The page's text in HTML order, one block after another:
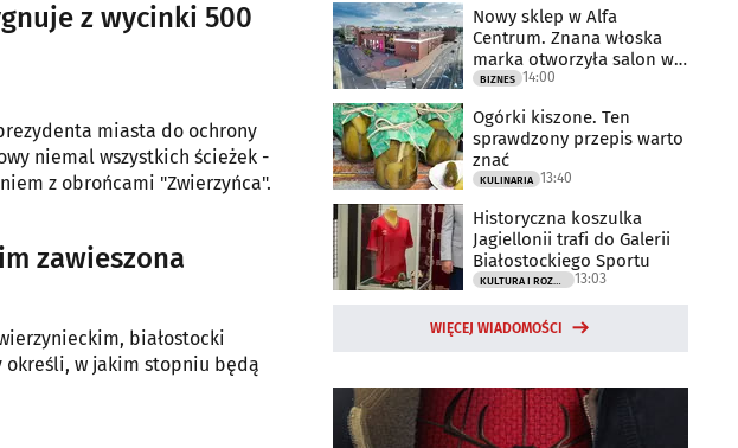
z wycinki 500
miasta do ochrony
niemal wszystkich ścieżek -
z obrońcami "Zwierzyńca".
zawieszona
białostocki
określi, w jakim stopniu będą
Nowy sklep w Alfa
Centrum. Znana włoska
marka otworzyła salon w
Białymstoku
BIZNES 14:00
Ogórki kiszone. Ten
sprawdzony przepis warto
znać
KULINARIA 13:40
Historyczna koszulka
Jagiellonii trafi do Galerii
Białostockiego Sportu
13:03
WIĘCEJ WIADOMOŚCI